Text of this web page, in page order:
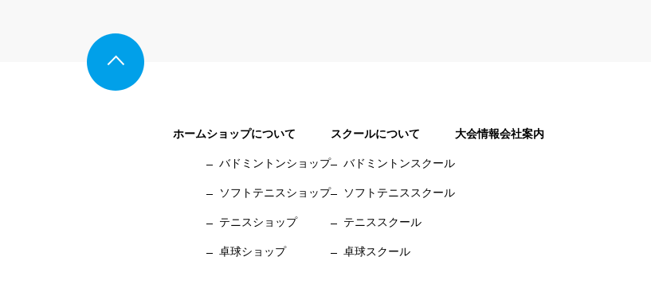
ホームショップについて
バドミントンショップ
ソフトテニスショップ
テニスショップ
卓球ショップ
スクールについて
バドミントンスクール
ソフトテニススクール
テニススクール
卓球スクール
大会情報会社案内